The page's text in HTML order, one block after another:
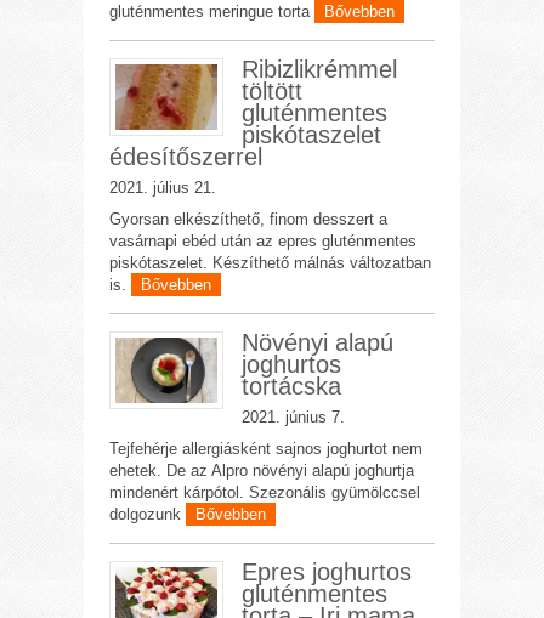
gluténmentes meringue torta
Bővebben
Ribizlikrémmel
töltött
gluténmentes
piskótaszelet
édesítőszerrel
2021. július 21.
Gyorsan elkészíthető, finom desszert a
vasárnapi ebéd után az epres gluténmentes
piskótaszelet. Készíthető málnás változatban
is.
Bővebben
Növényi alapú
joghurtos
tortácska
2021. június 7.
Tejfehérje allergiásként sajnos joghurtot nem
ehetek. De az Alpro növényi alapú joghurtja
mindenért kárpótol. Szezonális gyümölccsel
dolgozunk
Bővebben
Epres joghurtos
gluténmentes